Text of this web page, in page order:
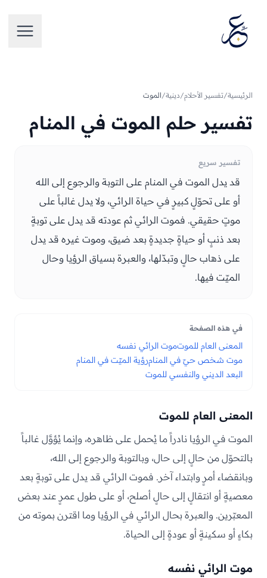
فتح
الرئيسية/تفسير الأحلام/دينية/الموت
تفسير حلم الموت في المنام
تفسير سريع
قد يدل الموت في المنام على التوبة والرجوع إلى الله
أو على تحوّلٍ كبيرٍ في حياة الرائي، ولا يدل غالباً على
موتٍ حقيقي. فموت الرائي ثم عودته قد يدل على توبةٍ
بعد ذنبٍ أو حياةٍ جديدةٍ بعد ضيق، وموت غيره قد يدل
على ذهاب حالٍ وتبدّلها، والعبرة بسياق الرؤيا وحال
الميّت فيها.
في هذه الصفحة
المعنى العام للموتموت الرائي نفسه
موت شخص حيّ في المنامرؤية الميّت في المنام
البعد الديني والنفسي للموت
المعنى العام للموت
الموت في الرؤيا نادراً ما يُحمل على ظاهره، وإنما يُؤوَّل غالباً
بالتحوّل من حالٍ إلى حال، وبالتوبة والرجوع إلى الله،
وبانقضاء أمرٍ وابتداء آخر. فموت الرائي قد يدل على توبةٍ بعد
معصيةٍ أو انتقالٍ إلى حالٍ أصلح، أو على طول عمرٍ عند بعض
المعبّرين. والعبرة بحال الرائي في الرؤيا وما اقترن بموته من
بكاءٍ أو سكينةٍ أو عودةٍ إلى الحياة.
موت الرائي نفسه